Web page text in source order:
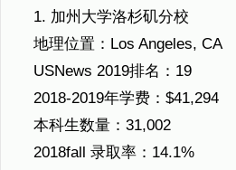
1. 加州大学洛杉矶分校
地理位置：Los Angeles, CA
USNews 2019排名：19
2018-2019年学费：$41,294
本科生数量：31,002
2018fall 录取率：14.1%